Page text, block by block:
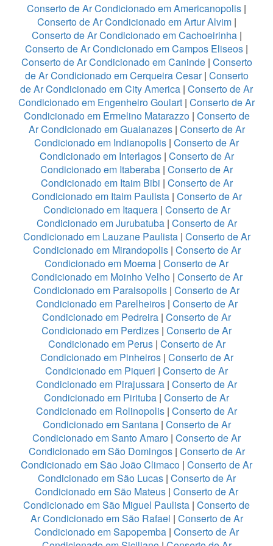
Conserto de Ar Condicionado em Americanopolis |
Conserto de Ar Condicionado em Artur Alvim |
Conserto de Ar Condicionado em Cachoeirinha|
Conserto de Ar Condicionado em Campos Eliseos |
Conserto de Ar Condicionado em Caninde| Conserto
de Ar Condicionado em Cerqueira Cesar| Conserto
de Ar Condicionado em City America | Conserto de Ar
Condicionado em Engenheiro Goulart | Conserto de Ar
Condicionado em Ermelino Matarazzo | Conserto de
Ar Condicionado em Guaianazes| Conserto de Ar
Condicionado em Indianopolis | Conserto de Ar
Condicionado em Interlagos| Conserto de Ar
Condicionado em Itaberaba | Conserto de Ar
Condicionado em Itaim Bibi | Conserto de Ar
Condicionado em Itaim Paulista | Conserto de Ar
Condicionado em Itaquera| Conserto de Ar
Condicionado em Jurubatuba| Conserto de Ar
Condicionado em Lauzane Paulista | Conserto de Ar
Condicionado em Mirandopolis| Conserto de Ar
Condicionado em Moema | Conserto de Ar
Condicionado em Moinho Velho | Conserto de Ar
Condicionado em Paraisopolis | Conserto de Ar
Condicionado em Parelheiros| Conserto de Ar
Condicionado em Pedreira | Conserto de Ar
Condicionado em Perdizes | Conserto de Ar
Condicionado em Perus| Conserto de Ar
Condicionado em Pinheiros| Conserto de Ar
Condicionado em Piqueri | Conserto de Ar
Condicionado em Pirajussara | Conserto de Ar
Condicionado em Pirituba | Conserto de Ar
Condicionado em Rolinopolis | Conserto de Ar
Condicionado em Santana| Conserto de Ar
Condicionado em Santo Amaro | Conserto de Ar
Condicionado em São Domingos| Conserto de Ar
Condicionado em São João Climaco | Conserto de Ar
Condicionado em São Lucas| Conserto de Ar
Condicionado em São Mateus | Conserto de Ar
Condicionado em São Miguel Paulista | Conserto de
Ar Condicionado em São Rafael | Conserto de Ar
Condicionado em Sapopemba | Conserto de Ar